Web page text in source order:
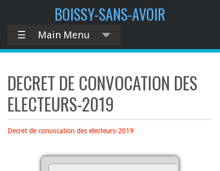
BOISSY-SANS-AVOIR
☰ Main Menu
DECRET DE CONVOCATION DES
ELECTEURS-2019
Decret de convocation des electeurs-2019